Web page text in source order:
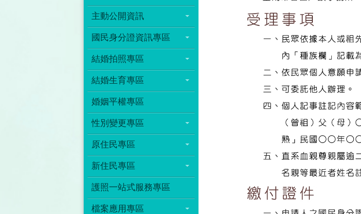
主動公開資訊
國民身分證資訊專區
結婚拍照專區
結婚生育專區
婚姻平權專區
性別變更專區
原住民專區
新住民專區
護照一站式服務專區
檔案應用專區